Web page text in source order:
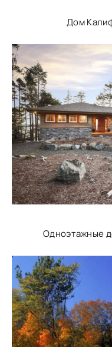
Дом
Одноэтажные